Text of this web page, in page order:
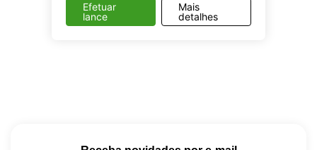
Efetuar
lance
Mais
detalhes